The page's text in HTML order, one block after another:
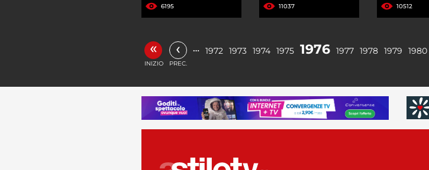
6195 11037 10512
«
INIZIO
‹
PREC.
… 1972 1973 1974 1975 1976 1977 1978 1979 1980